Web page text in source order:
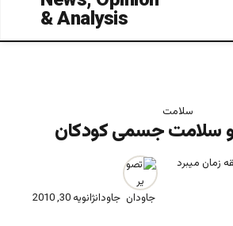
سلامت
سلامت جسمی کودکان
جاودانژانویه 30, 2010